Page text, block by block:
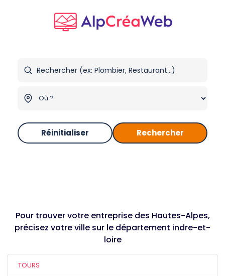
Réinitialiser Rechercher
Pour trouver votre entreprise des Hautes-Alpes,
précisez votre ville sur le département indre-et-
loire
TOURS